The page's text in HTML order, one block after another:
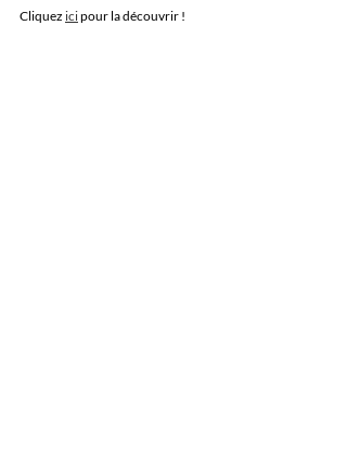
Cliquez ici pour la découvrir !